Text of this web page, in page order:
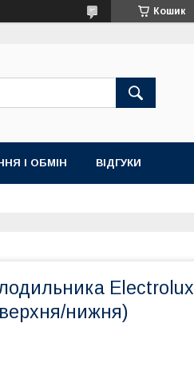
Кошик
І ОБМІН ВІДГУКИ
Electrolux
нижня)